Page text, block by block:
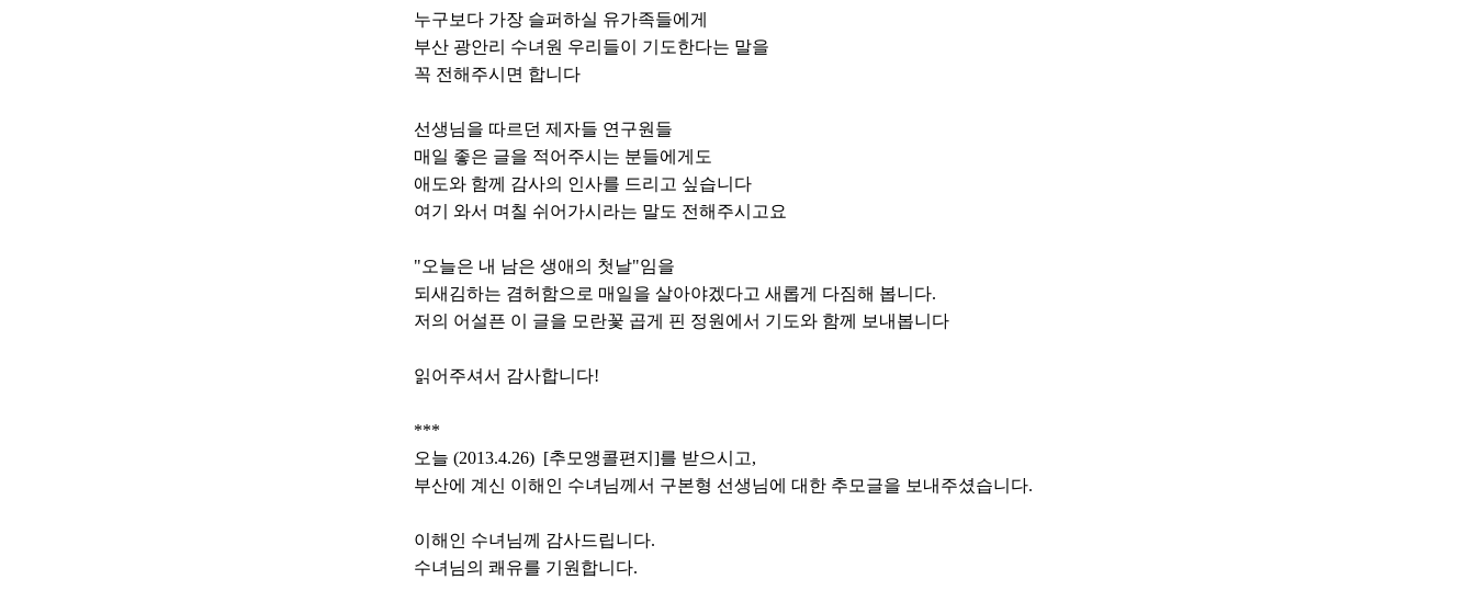
누구보다 가장 슬퍼하실 유가족들에게
부산 광안리 수녀원 우리들이 기도한다는 말을
꼭 전해주시면 합니다
선생님을 따르던 제자들 연구원들
매일 좋은 글을 적어주시는 분들에게도
애도와 함께 감사의 인사를 드리고 싶습니다
여기 와서 며칠 쉬어가시라는 말도 전해주시고요
"오늘은 내 남은 생애의 첫날"임을
되새김하는 겸허함으로 매일을 살아야겠다고 새롭게 다짐해 봅니다.
저의 어설픈 이 글을 모란꽃 곱게 핀 정원에서 기도와 함께 보내봅니다
읽어주셔서 감사합니다!
***
오늘 (2013.4.26) [추모앵콜편지]를 받으시고,
부산에 계신 이해인 수녀님께서 구본형 선생님에 대한 추모글을 보내주셨습니다.
이해인 수녀님께 감사드립니다.
수녀님의 쾌유를 기원합니다.